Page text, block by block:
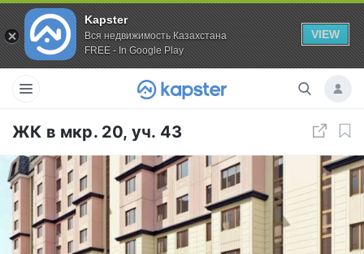
Kapster
Вся недвижимость Казахстана
FREE - In Google Play
VIEW
ЖК в мкр. 20, уч. 43